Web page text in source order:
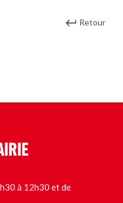
Retour
à 12h30 et de